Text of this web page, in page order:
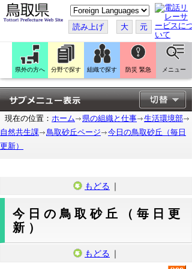
こ
の
ペ
ー
ジ
翻
訳
す
る
読み上げ 大 元
県外の方へ 分野で探す 組織で探す 防災 緊急 メニュー
現在の位置： ホーム 県の組織と仕事
生活環境部
自然共生課
鳥取砂丘ページ
今日の鳥取砂丘（毎日
更新）
もどる ｜
今日の鳥取砂丘（毎日更
新）
もどる ｜